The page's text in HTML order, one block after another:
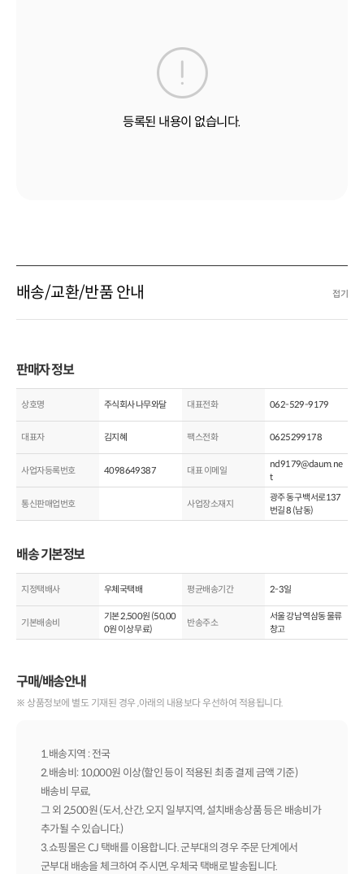
등록된 내용이 없습니다.
배송/교환/반품 안내 접기
판매자 정보
상호명 주식회사 나무와달 대표전화 062-529-9179
대표자 김지혜 팩스전화 0625299178
사업자등록번호 4098649387 대표 이메일
nd9179@daum.ne
t
통신판매업번호 사업장소재지
광주 동구 백서로137
번길 8 (남동)
배송 기본정보
지정택배사 우체국택배 평균배송기간 2-3일
기본배송비
기본2,500원 (50,00
0원 이상 무료)
반송주소
서울 강남 역삼동 물류
창고
구매/배송안내
※ 상품정보에 별도 기재된 경우 ,아래의 내용보다 우선하여 적용됩니다.
1.배송지역 : 전국
2.배송비: 10,000원 이상(할인 등이 적용된 최종 결제 금액 기준)
배송비 무료,
그 외 2,500원 (도서, 산간, 오지 일부지역, 설치배송상품 등은 배송비가
추가될 수 있습니다.)
3.쇼핑몰은 CJ 택배를 이용합니다. 군부대의 경우 주문 단계에서
군부대 배송을 체크하여 주시면, 우체국 택배로 발송됩니다.